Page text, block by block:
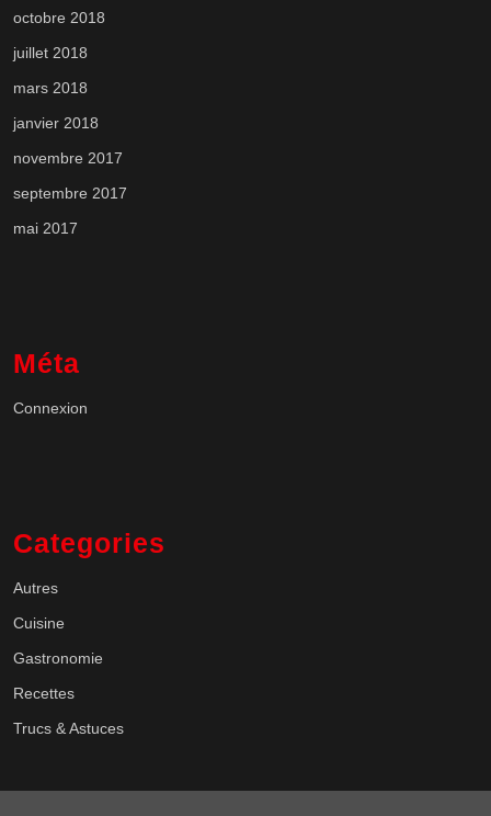
octobre 2018
juillet 2018
mars 2018
janvier 2018
novembre 2017
septembre 2017
mai 2017
Méta
Connexion
Categories
Autres
Cuisine
Gastronomie
Recettes
Trucs & Astuces